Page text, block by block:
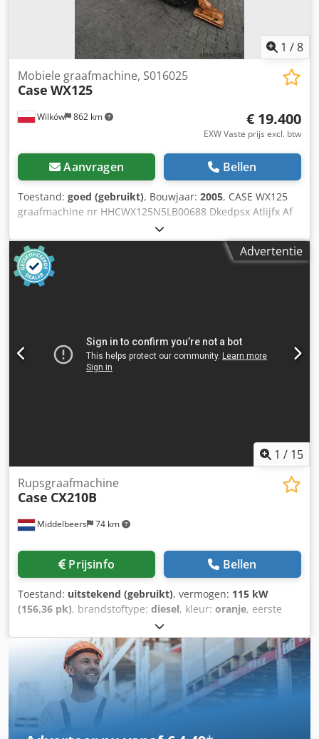
1 /8
Wilków 862 km
Mobiele graafmachine, S016025
Case WX125
€ 19.400
EXW Vaste prijs excl. btw
Aanvragen Bellen
Toestand: goed (gebruikt), Bouwjaar: 2005, CASE WX125
graafmachine nr HHCWX125N5LB00688 Dkedpsx Atlijfx Af
Uor Bouwjaar 2005 86 kW 9786 uur één bak gewicht 13 ton
Geen documenten
Advertentie
1 / 15
Middelbeers 74 km
Rupsgraafmachine
Case CX210B
Prijsinfo Bellen
Toestand: uitstekend (gebruikt), vermogen: 115 kW
(156,36 pk), brandstoftype: diesel, kleur: oranje, eerste
, Bouwjaar:
h, Algemene informatie Bouwjaar: 2012 Serienummer:
DCH210R5NCEAH2500 Technische informatie Aantal
cilinders: 4 Leeggewicht: 22.600 kg Functioneel
Werkbreedte: 300 cm CE-markering: ja Staat Dedpfx Aey En
Ndof Uskr Technische staat: zeer goed Optische staat: zeer
goed Financiële informatie Prijs: op aanvraag Garantie
Garantie: Van eerste eigenaar, volledig